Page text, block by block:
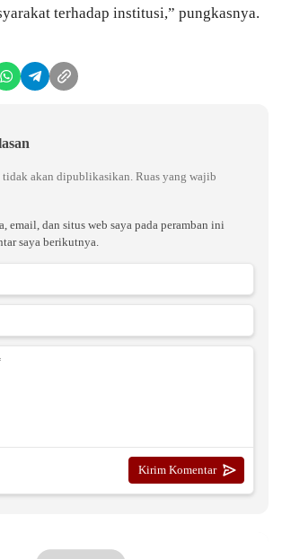
terhadap institusi,” pungkasnya.
akan dipublikasikan. Ruas yang wajib
email, dan situs web saya pada peramban ini
saya berikutnya.